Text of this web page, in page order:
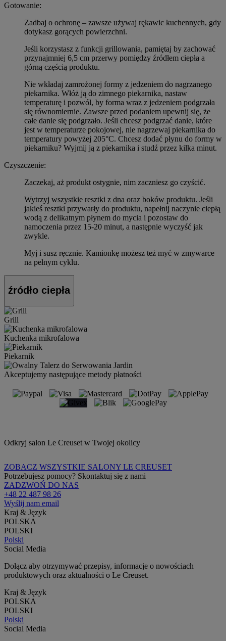
Gotowanie:
Zadbaj o ochronę – zawsze używaj rękawic kuchennych, gdy
dotykasz gorących powierzchni.
Jeśli korzystasz z funkcji grillowania, pamiętaj by zachować
przynajmniej 6,5 cm przerwy pomiędzy źródłem ciepła a
górną częścią produktu.
Nie wkładaj zamrożonej formy z jedzeniem do nagrzanego
piekarnika. Włóż ją do zimnego piekarnika, nastaw
temperaturę i pozwól, by forma wraz z jedzeniem podgrzała
się równomiernie. Zawsze przed podaniem upewnij się, że
całe danie się podgrzało. Jeśli chcesz podgrzać danie, które
jest w temperaturze pokojowej, nie nagrzewaj piekarnika do
temperatury powyżej 205°C. Chcesz dodać płynu do formy w
piekarniku? Wyjmij ją z piekarnika i studź przez kilka minut.
Czyszczenie:
Zaczekaj, aż produkt ostygnie, nim zaczniesz go czyścić.
Wytrzyj wszystkie resztki z dna oraz boków produktu. Jeśli
jakieś resztki przywarły do produktu, napełnij naczynie ciepłą
wodą z delikatnym płynem do mycia i pozostaw do
namoczenia przez 15-20 minut, a następnie wyczyść jak
zwykle.
Myj i susz ręcznie. Kamionkę możesz też myć w zmywarce
na pełnym cyklu.
źródło ciepła
Grill
Kuchenka mikrofalowa
Piekarnik
Akceptujemy następujące metody płatności
Odkryj salon Le Creuset w Twojej okolicy
ZOBACZ WSZYSTKIE SALONY LE CREUSET
Potrzebujesz pomocy? Skontaktuj się z nami
ZADZWOŃ DO NAS
+48 22 487 98 26
Wyślij nam email
Kraj & Język
POLSKA
POLSKI
Polski
Social Media
Dołącz aby otrzymywać przepisy, informacje o nowościach
produktowych oraz aktualności o Le Creuset.
Kraj & Język
POLSKA
POLSKI
Polski
Social Media